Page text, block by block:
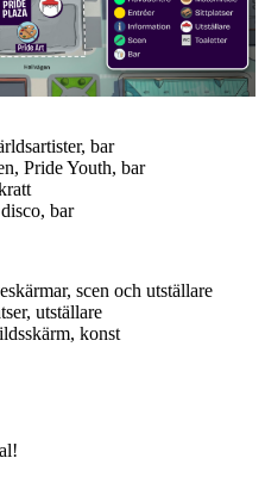
bar
Pride Youth, bar
bar
scen och utställare
utställare
konst